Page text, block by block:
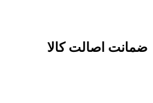
ضمانت اصالت کالا